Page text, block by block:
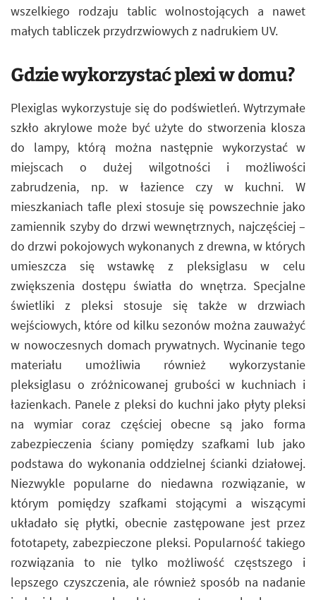
wszelkiego rodzaju tablic wolnostojących a nawet
małych tabliczek przydrzwiowych z nadrukiem UV.
Gdzie wykorzystać plexi w domu?
Plexiglas wykorzystuje się do podświetleń. Wytrzymałe
szkło akrylowe może być użyte do stworzenia klosza
do lampy, którą można następnie wykorzystać w
miejscach o dużej wilgotności i możliwości
zabrudzenia, np. w łazience czy w kuchni. W
mieszkaniach tafle plexi stosuje się powszechnie jako
zamiennik szyby do drzwi wewnętrznych, najczęściej –
do drzwi pokojowych wykonanych z drewna, w których
umieszcza się wstawkę z pleksiglasu w celu
zwiększenia dostępu światła do wnętrza. Specjalne
świetliki z pleksi stosuje się także w drzwiach
wejściowych, które od kilku sezonów można zauważyć
w nowoczesnych domach prywatnych. Wycinanie tego
materiału umożliwia również wykorzystanie
pleksiglasu o zróżnicowanej grubości w kuchniach i
łazienkach. Panele z pleksi do kuchni jako płyty pleksi
na wymiar coraz częściej obecne są jako forma
zabezpieczenia ściany pomiędzy szafkami lub jako
podstawa do wykonania oddzielnej ścianki działowej.
Niezwykle popularne do niedawna rozwiązanie, w
którym pomiędzy szafkami stojącymi a wiszącymi
układało się płytki, obecnie zastępowane jest przez
fototapety, zabezpieczone pleksi. Popularność takiego
rozwiązania to nie tylko możliwość częstszego i
lepszego czyszczenia, ale również sposób na nadanie